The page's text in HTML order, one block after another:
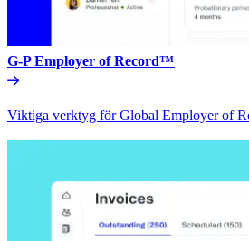
G-P Employer of Record™​​
Viktiga verktyg för Global Employer of